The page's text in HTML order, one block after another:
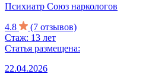
Психиатр Союз наркологов
4.8
(7 отзывов)
Стаж: 13 лет
Статья размещена:
22.04.2026